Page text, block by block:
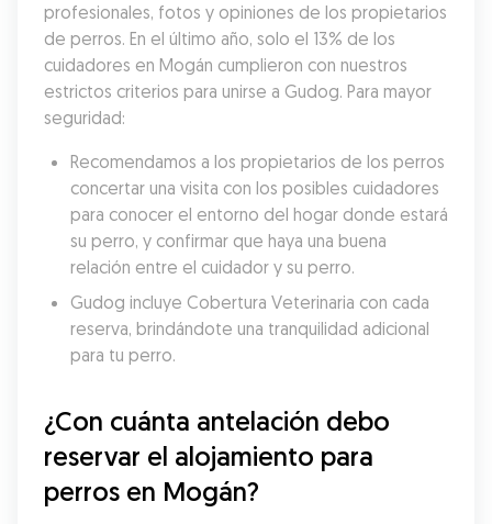
profesionales, fotos y opiniones de los propietarios
de perros. En el último año, solo el 13% de los
cuidadores en Mogán cumplieron con nuestros
estrictos criterios para unirse a Gudog. Para mayor
seguridad:
Recomendamos a los propietarios de los perros
concertar una visita con los posibles cuidadores
para conocer el entorno del hogar donde estará
su perro, y confirmar que haya una buena
relación entre el cuidador y su perro.
Gudog incluye Cobertura Veterinaria con cada
reserva, brindándote una tranquilidad adicional
para tu perro.
¿Con cuánta antelación debo
reservar el alojamiento para
perros en Mogán?